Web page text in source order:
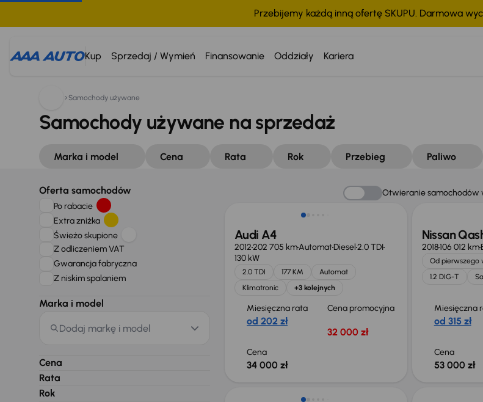
Przebijemy każdą inną ofertę SKUPU. Darmowa
Kup Sprzedaj / Wymień Finansowanie Oddziały Kariera
Samochody używane
Samochody używane na sprzedaż
Marka i model Cena Rata Rok Przebieg Paliwo
Oferta samochodów
Po rabacie
Extra zniżka
Świeżo skupione
Z odliczeniem VAT
Gwarancja fabryczna
Z niskim spalaniem
Marka i model
Dodaj markę i model
Cena
Rata
Rok
Otwieranie samochodów
Audi A4
2012202 705 kmAutomatDiesel2.0 TDI
130 kW
2.0 TDI 177 KM
Automat
Klimatronic
+3 kolejnych
Miesięczna rata
od 202 zł
Cena promocyjna
32 000 zł
Cena
34 000 zł
Nissan
2018106 012 km
Od pierwszego
1.2 DIG-T
Miesięczna
od 315 zł
Cena
53 000 zł
Taniej o 2